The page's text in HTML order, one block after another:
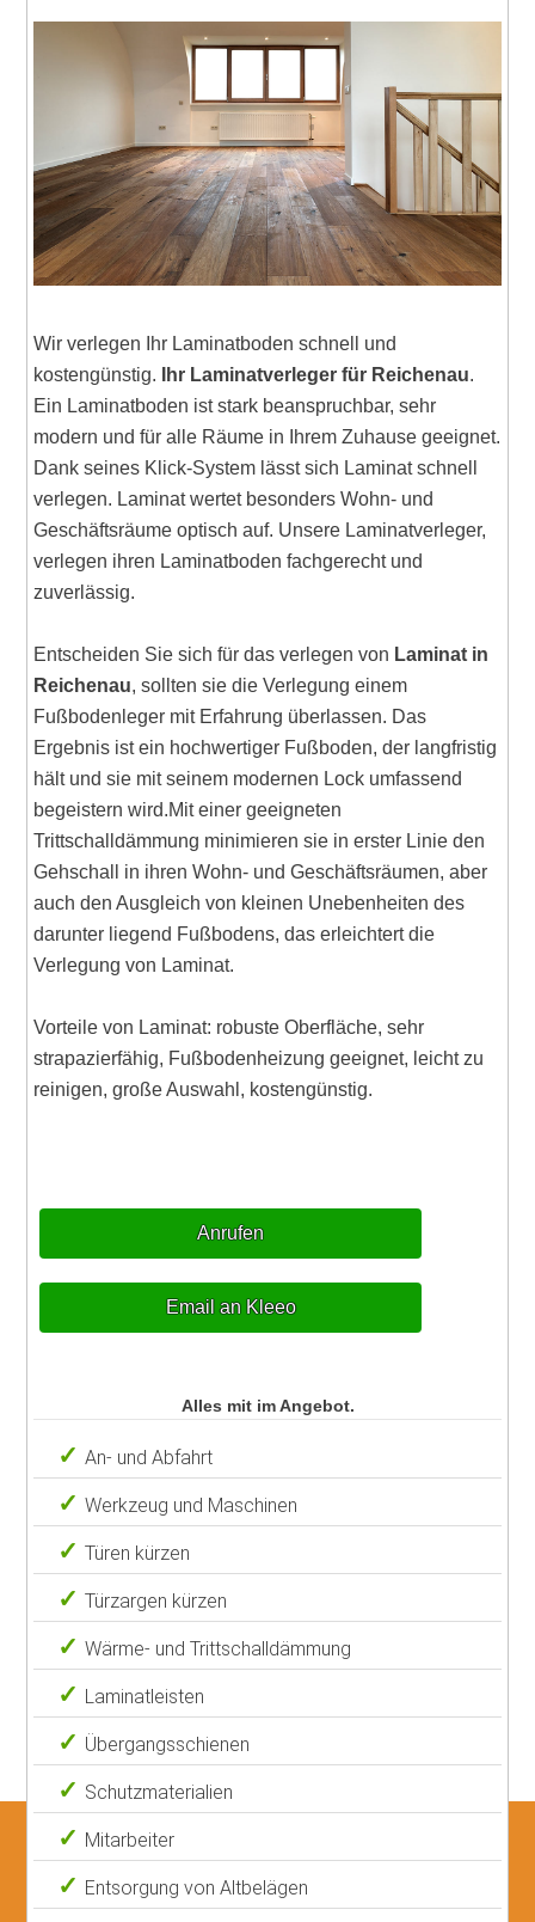
Wir verlegen Ihr Laminatboden schnell und
kostengünstig.
Ihr Laminatverleger für Reichenau.
Ein Laminatboden ist stark beanspruchbar, sehr
modern und für alle Räume in Ihrem Zuhause geeignet.
Dank seines Klick-System lässt sich Laminat schnell
verlegen. Laminat wertet besonders Wohn- und
Geschäftsräume optisch auf. Unsere Laminatverleger,
verlegen ihren Laminatboden fachgerecht und
zuverlässig.
Entscheiden Sie sich für das verlegen von Laminat in
Reichenau, sollten sie die Verlegung einem
Fußbodenleger mit Erfahrung überlassen. Das
Ergebnis ist ein hochwertiger Fußboden, der langfristig
hält und sie mit seinem modernen Lock umfassend
begeistern wird.Mit einer geeigneten
Trittschalldämmung minimieren sie in erster Linie den
Gehschall in ihren Wohn- und Geschäftsräumen, aber
auch den Ausgleich von kleinen Unebenheiten des
darunter liegend Fußbodens, das erleichtert die
Verlegung von Laminat.
Vorteile von Laminat: robuste Oberfläche, sehr
strapazierfähig, Fußbodenheizung geeignet, leicht zu
reinigen, große Auswahl, kostengünstig.
Anrufen
Email an Kleeo
Alles mit im Angebot.
An- und Abfahrt
Werkzeug und Maschinen
Türen kürzen
Türzargen kürzen
Wärme- und Trittschalldämmung
Laminatleisten
Übergangsschienen
Schutzmaterialien
Mitarbeiter
Entsorgung von Altbelägen